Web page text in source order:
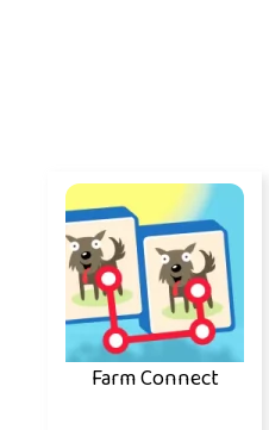
Farm Connect